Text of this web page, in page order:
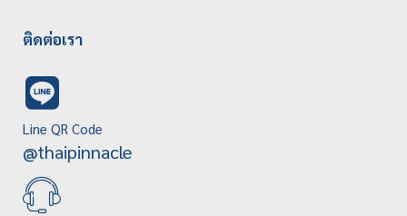
ติดต่อเรา
Line QR Code
@thaipinnacle